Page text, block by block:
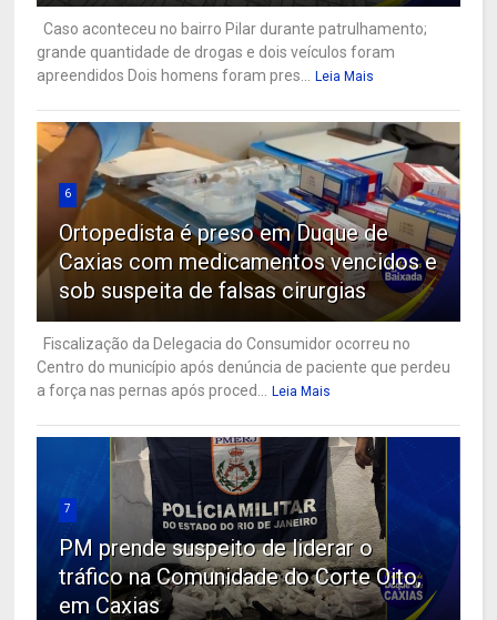
Caso aconteceu no bairro Pilar durante patrulhamento;
grande quantidade de drogas e dois veículos foram
apreendidos Dois homens foram pres...
Leia Mais
6
Ortopedista é preso em Duque de
Caxias com medicamentos vencidos e
sob suspeita de falsas cirurgias
Fiscalização da Delegacia do Consumidor ocorreu no
Centro do município após denúncia de paciente que perdeu
a força nas pernas após proced...
Leia Mais
7
PM prende suspeito de liderar o
tráfico na Comunidade do Corte Oito,
em Caxias